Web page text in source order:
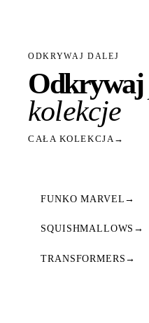
ODKRYWAJ DALEJ
Odkrywaj
kolekcje
CAŁA KOLEKCJA→
FUNKO MARVEL →
SQUISHMALLOWS →
TRANSFORMERS →